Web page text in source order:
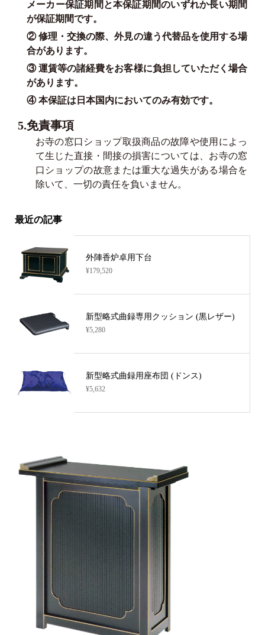
メーカー保証期間と本保証期間のいずれか長い期間
が保証期間です。
② 修理・交換の際、外見の違う代替品を使用する場
合があります。
③ 運賃等の諸経費をお客様に負担していただく場合
があります。
④ 本保証は日本国内においてのみ有効です。
5.免責事項
お寺の窓口ショップ取扱商品の故障や使用によっ
て生じた直接・間接の損害については、お寺の窓
口ショップの故意または重大な過失がある場合を
除いて、一切の責任を負いません。
最近の記事
外陣香炉卓用下台
¥179,520
新型略式曲録専用クッション (黒レザー)
¥5,280
新型略式曲録用座布団 (ドンス)
¥5,632